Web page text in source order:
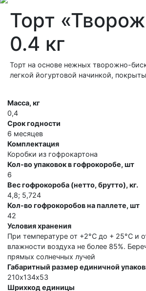
Торт
0.4 кг
Торт на основе нежных творожно-
легкой йогуртовой начинкой,
Масса, кг
0,4
Срок годности
6 месяцев
Комплектация
Коробки из гофрокартона
Кол-во упаковок в гофрокоробе, шт
6
Вес гофрокороба (нетто, брутто), кг.
4,8; 5,724
Кол-во гофрокоробов на паллете, шт
42
Условия хранения
При температуре от +2°С до + 25°С и
влажности воздуха не более 85%.
прямых солнечных лучей
Габаритный размер единичной
210х134х53
Шрихкод единицы